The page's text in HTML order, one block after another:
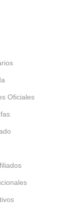
Oficiales